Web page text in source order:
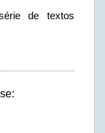
de textos